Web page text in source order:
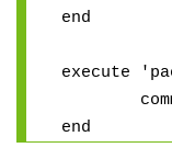
end
execute
end